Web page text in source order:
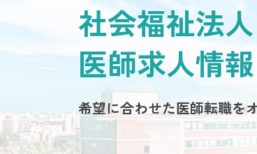
社会福祉法
医師求人情
希望に合わせた医師転職を